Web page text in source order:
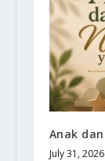
Anak
July 31, 2026